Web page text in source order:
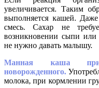
увеличивается. Таким
выполняется кашей.
смесь. Сахар не
возникновении сыпи или
не нужно давать малышу.
Манная каша при
новорожденного.
молока, при кормлении